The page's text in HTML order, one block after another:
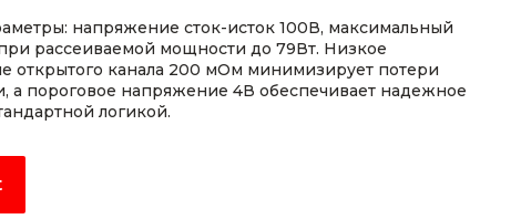
напряжение сток-исток 100В, максимальный
при рассеиваемой мощности до 79Вт. Низкое
открытого канала 200 мОм минимизирует потери
а пороговое напряжение 4В обеспечивает надежное
логикой.